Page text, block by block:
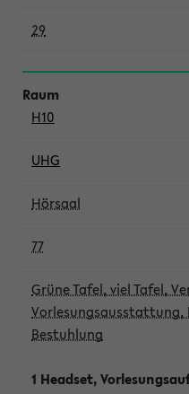
29
H10
UHG
Hörsaal
77
Grüne Tafel, viel Tafel,
Vorlesungsausstattung,
Bestuhlung
1 Headset,